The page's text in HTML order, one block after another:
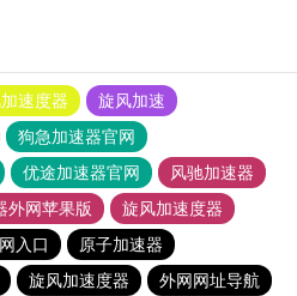
速度器
旋风加速
狗急加速器官网
优途加速器官网
风驰加速器
外网苹果版
旋风加速度器
入口
原子加速器
旋风加速度器
外网网址导航